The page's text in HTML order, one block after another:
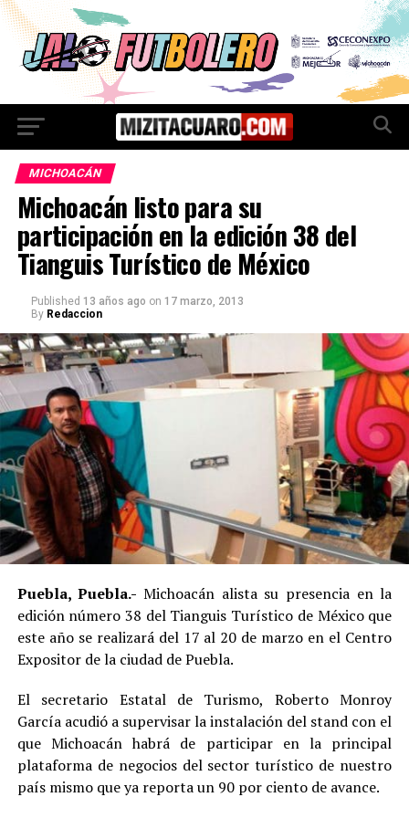
MICHOACÁN
Michoacán listo para su
participación en la edición 38 del
Tianguis Turístico de México
Published 13 años ago on 17 marzo, 2013
By Redaccion
Puebla, Puebla.- Michoacán alista su presencia en la
edición número 38 del Tianguis Turístico de México que
este año se realizará del 17 al 20 de marzo en el Centro
Expositor de la ciudad de Puebla.
El secretario Estatal de Turismo, Roberto Monroy
García acudió a supervisar la instalación del stand con el
que Michoacán habrá de participar en la principal
plataforma de negocios del sector turístico de nuestro
país mismo que ya reporta un 90 por ciento de avance.